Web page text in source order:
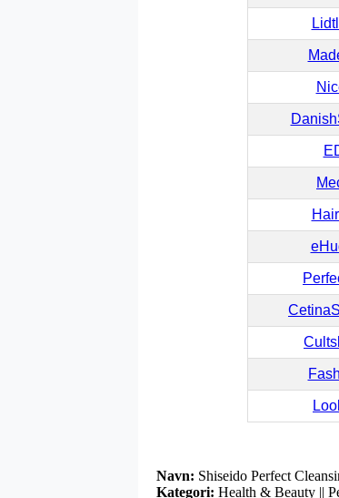
Navn: Shiseido Perfect
Kategori: Health & Beauty ||